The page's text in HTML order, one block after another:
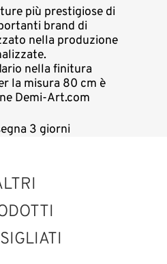
più prestigiose di
brand di
nella produzione
nella finitura
la misura 80 cm è
Demi-Art.com
3 giorni